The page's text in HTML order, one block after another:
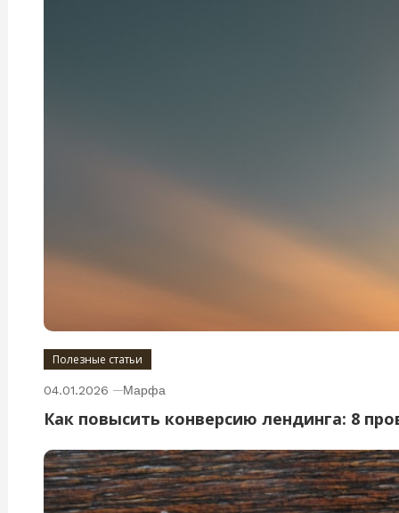
Полезные статьи
04.01.2026 Марфа
Как повысить конверсию лендинга: 8